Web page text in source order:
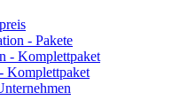
- Pakete
- Komplettpaket
Komplettpaket